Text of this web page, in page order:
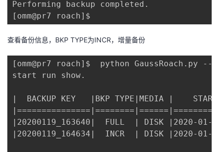
Performing backup completed.
[omm@pr7 roach]$
查看备份信息，BKP TYPE为INCR，增量备份
[omm@pr7 roach]$  python
start run show.
|  BACKUP KEY   |BKP TYPE|MEDIA |
|20200119_163640|  FULL  | DISK |2020-
|20200119_164634|  INCR  | DISK |2020-